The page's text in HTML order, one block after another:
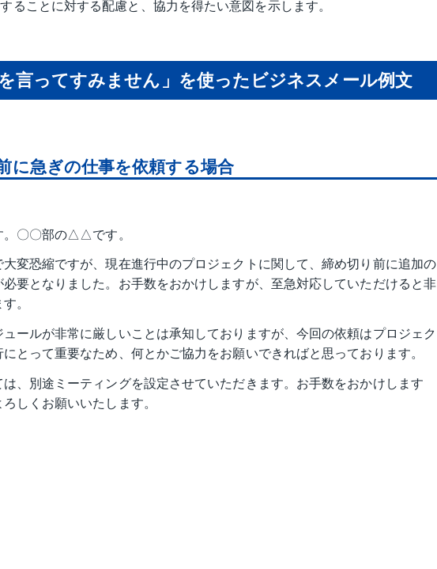
ることに対する配慮と、協力を得たい意図を示します。
を言ってすみません」を使ったビジネスメール例文
に急ぎの仕事を依頼する場合
。〇〇部の△△です。
変恐縮ですが、現在進行中のプロジェクトに関して、締め切り前に追加の
必要となりました。お手数をおかけしますが、至急対応していただけると非
。
ールが非常に厳しいことは承知しておりますが、今回の依頼はプロジェク
にとって重要なため、何とかご協力をお願いできればと思っております。
、別途ミーティングを設定させていただきます。お手数をおかけします
しくお願いいたします。